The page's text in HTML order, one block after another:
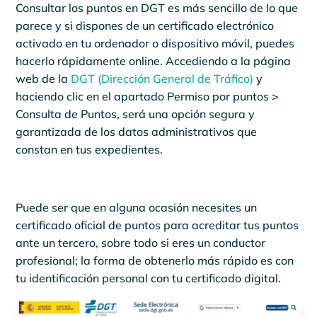
Consultar los puntos en DGT es más sencillo de lo que
parece y si dispones de un certificado electrónico
activado en tu ordenador o dispositivo móvil, puedes
hacerlo rápidamente online. Accediendo a la página
web de la DGT (Dirección General de Tráfico) y
haciendo clic en el apartado Permiso por puntos >
Consulta de Puntos, será una opción segura y
garantizada de los datos administrativos que
constan en tus expedientes.
Puede ser que en alguna ocasión necesites un
certificado oficial de puntos para acreditar tus puntos
ante un tercero, sobre todo si eres un conductor
profesional; la forma de obtenerlo más rápido es con
tu identificación personal con tu certificado digital.